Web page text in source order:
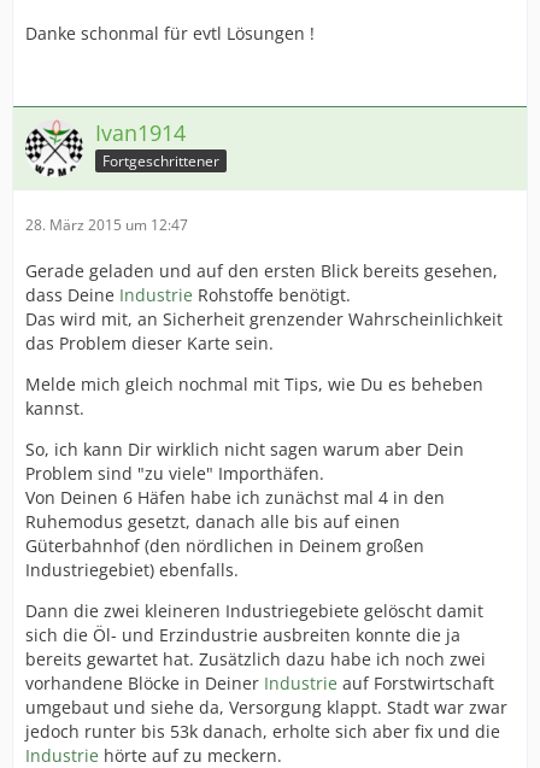
Danke schonmal für evtl Lösungen !
Ivan1914
Fortgeschrittener
28. März 2015 um 12:47
Gerade geladen und auf den ersten Blick bereits gesehen,
dass Deine Industrie Rohstoffe benötigt.
Das wird mit, an Sicherheit grenzender Wahrscheinlichkeit
das Problem dieser Karte sein.
Melde mich gleich nochmal mit Tips, wie Du es beheben
kannst.
So, ich kann Dir wirklich nicht sagen warum aber Dein
Problem sind "zu viele" Importhäfen.
Von Deinen 6 Häfen habe ich zunächst mal 4 in den
Ruhemodus gesetzt, danach alle bis auf einen
Güterbahnhof (den nördlichen in Deinem großen
Industriegebiet) ebenfalls.
Dann die zwei kleineren Industriegebiete gelöscht damit
sich die Öl- und Erzindustrie ausbreiten konnte die ja
bereits gewartet hat. Zusätzlich dazu habe ich noch zwei
vorhandene Blöcke in Deiner Industrie auf Forstwirtschaft
umgebaut und siehe da, Versorgung klappt. Stadt war zwar
jedoch runter bis 53k danach, erholte sich aber fix und die
Industrie hörte auf zu meckern.